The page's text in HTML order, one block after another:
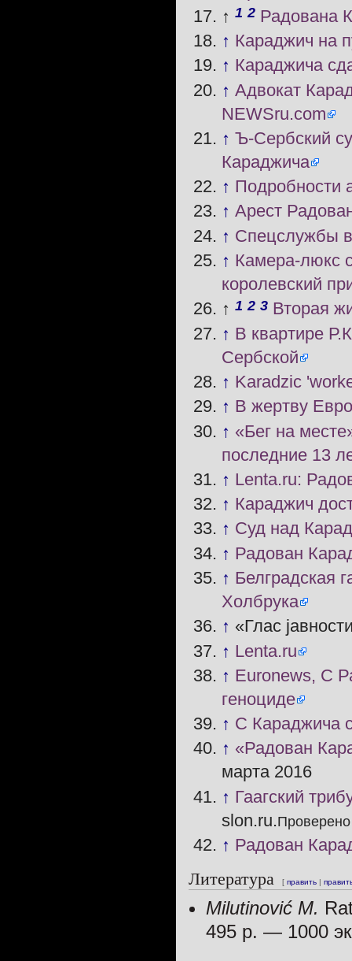
↑ 1 2 Радована
↑ Караджич на
↑ Караджича
↑ Адвокат
NEWSru.com
↑ Ъ-Сербский
Караджича
↑ Подробности
↑ Арест
↑ Спецслужбы
↑ Камера-люкс
королевский
↑ 1 2 3 Вторая
↑ В квартире
Сербской
↑ Karadzic
↑ В жертву
↑ «Бег на
последние 13
↑ Lenta.ru:
↑ Караджич
↑ Суд над
↑ Радован
↑ Белградская
Холбрука
↑ «Глас
↑ Lenta.ru
↑ Euronews, С
геноциде
↑ C Караджича
↑ «Радован
марта 2016
↑ Гаагский
slon.ru.
↑ Радован
Литература [ править|
Milutinović M.
495 p. — 1000